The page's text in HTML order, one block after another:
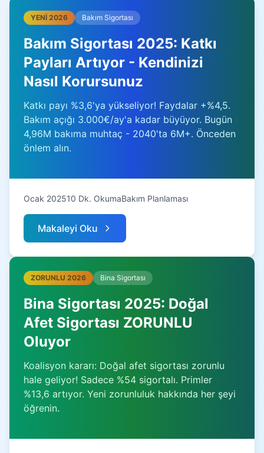
YENİ 2026 Bakım Sigortası
Bakım Sigortası 2025: Katkı
Payları Artıyor - Kendinizi
Nasıl Korursunuz
Katkı payı %3,6'ya yükseliyor! Faydalar +%4,5.
Bakım açığı 3.000€/ay'a kadar büyüyor. Bugün
4,96M bakıma muhtaç - 2040'ta 6M+. Önceden
önlem alın.
Ocak 202510 Dk. OkumaBakım Planlaması
Makaleyi Oku
ZORUNLU 2026 Bina Sigortası
Bina Sigortası 2025: Doğal
Afet Sigortası ZORUNLU
Oluyor
Koalisyon kararı: Doğal afet sigortası zorunlu
hale geliyor! Sadece %54 sigortalı. Primler
%13,6 artıyor. Yeni zorunluluk hakkında her şeyi
öğrenin.